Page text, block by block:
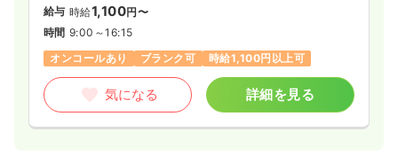
給与 時給1,100円〜
時間 9:00～16:15
オンコールあり
ブランク可 時給1,100円以上可
気になる 詳細を見る